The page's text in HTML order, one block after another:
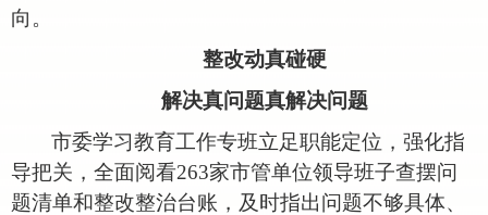
向。
整改动真碰硬
解决真问题真解决问题
市委学习教育工作专班立足职能定位，强化指
导把关，全面阅看263家市管单位领导班子查摆问
题清单和整改整治台账，及时指出问题不够具体、